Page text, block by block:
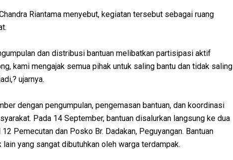
Riantama menyebut, kegiatan tersebut sebagai ruang
dan distribusi bantuan melibatkan partisipasi aktif
kami mengajak semua pihak untuk saling bantu dan tidak saling
ujarnya.
dengan pengumpulan, pengemasan bantuan, dan koordinasi
Pada 14 September, bantuan disalurkan langsung ke dua
Pemecutan dan Posko Br. Dadakan, Peguyangan. Bantuan
yang sangat dibutuhkan oleh warga terdampak.